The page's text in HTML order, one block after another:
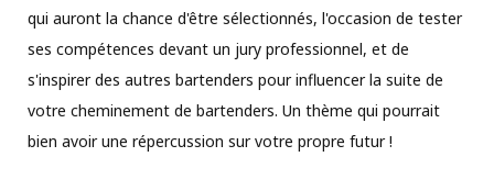
qui auront la chance d'être sélectionnés, l'occasion de tester
ses compétences devant un jury professionnel, et de
s'inspirer des autres bartenders pour influencer la suite de
votre cheminement de bartenders. Un thème qui pourrait
bien avoir une répercussion sur votre propre futur !